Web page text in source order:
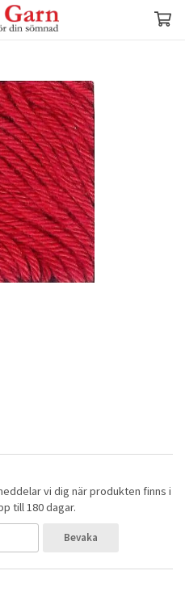
vi dig när produkten finns i
till 180 dagar.
Bevaka